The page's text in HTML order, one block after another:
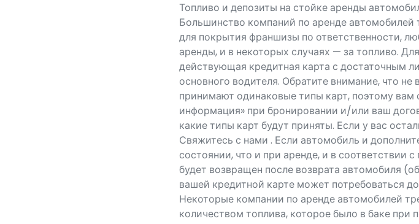
Топливо и депозиты на стойке аренды
Большинство компаний по аренде автомобилей
для покрытия франшизы по ответственности,
аренды, и в некоторых случаях — за топливо.
действующая кредитная карта с достаточным
основного водителя. Обратите внимание, что
принимают одинаковые типы карт, поэтому вам
информация» при бронировании и/или ваш
какие типы карт будут приняты. Если у вас
Свяжитесь с нами . Если автомобиль и
состоянии, что и при аренде, и в соответствии
будет возвращен после возврата автомобиля
вашей кредитной карте может потребоваться
Некоторые компании по аренде автомобилей
количеством топлива, которое было в баке при